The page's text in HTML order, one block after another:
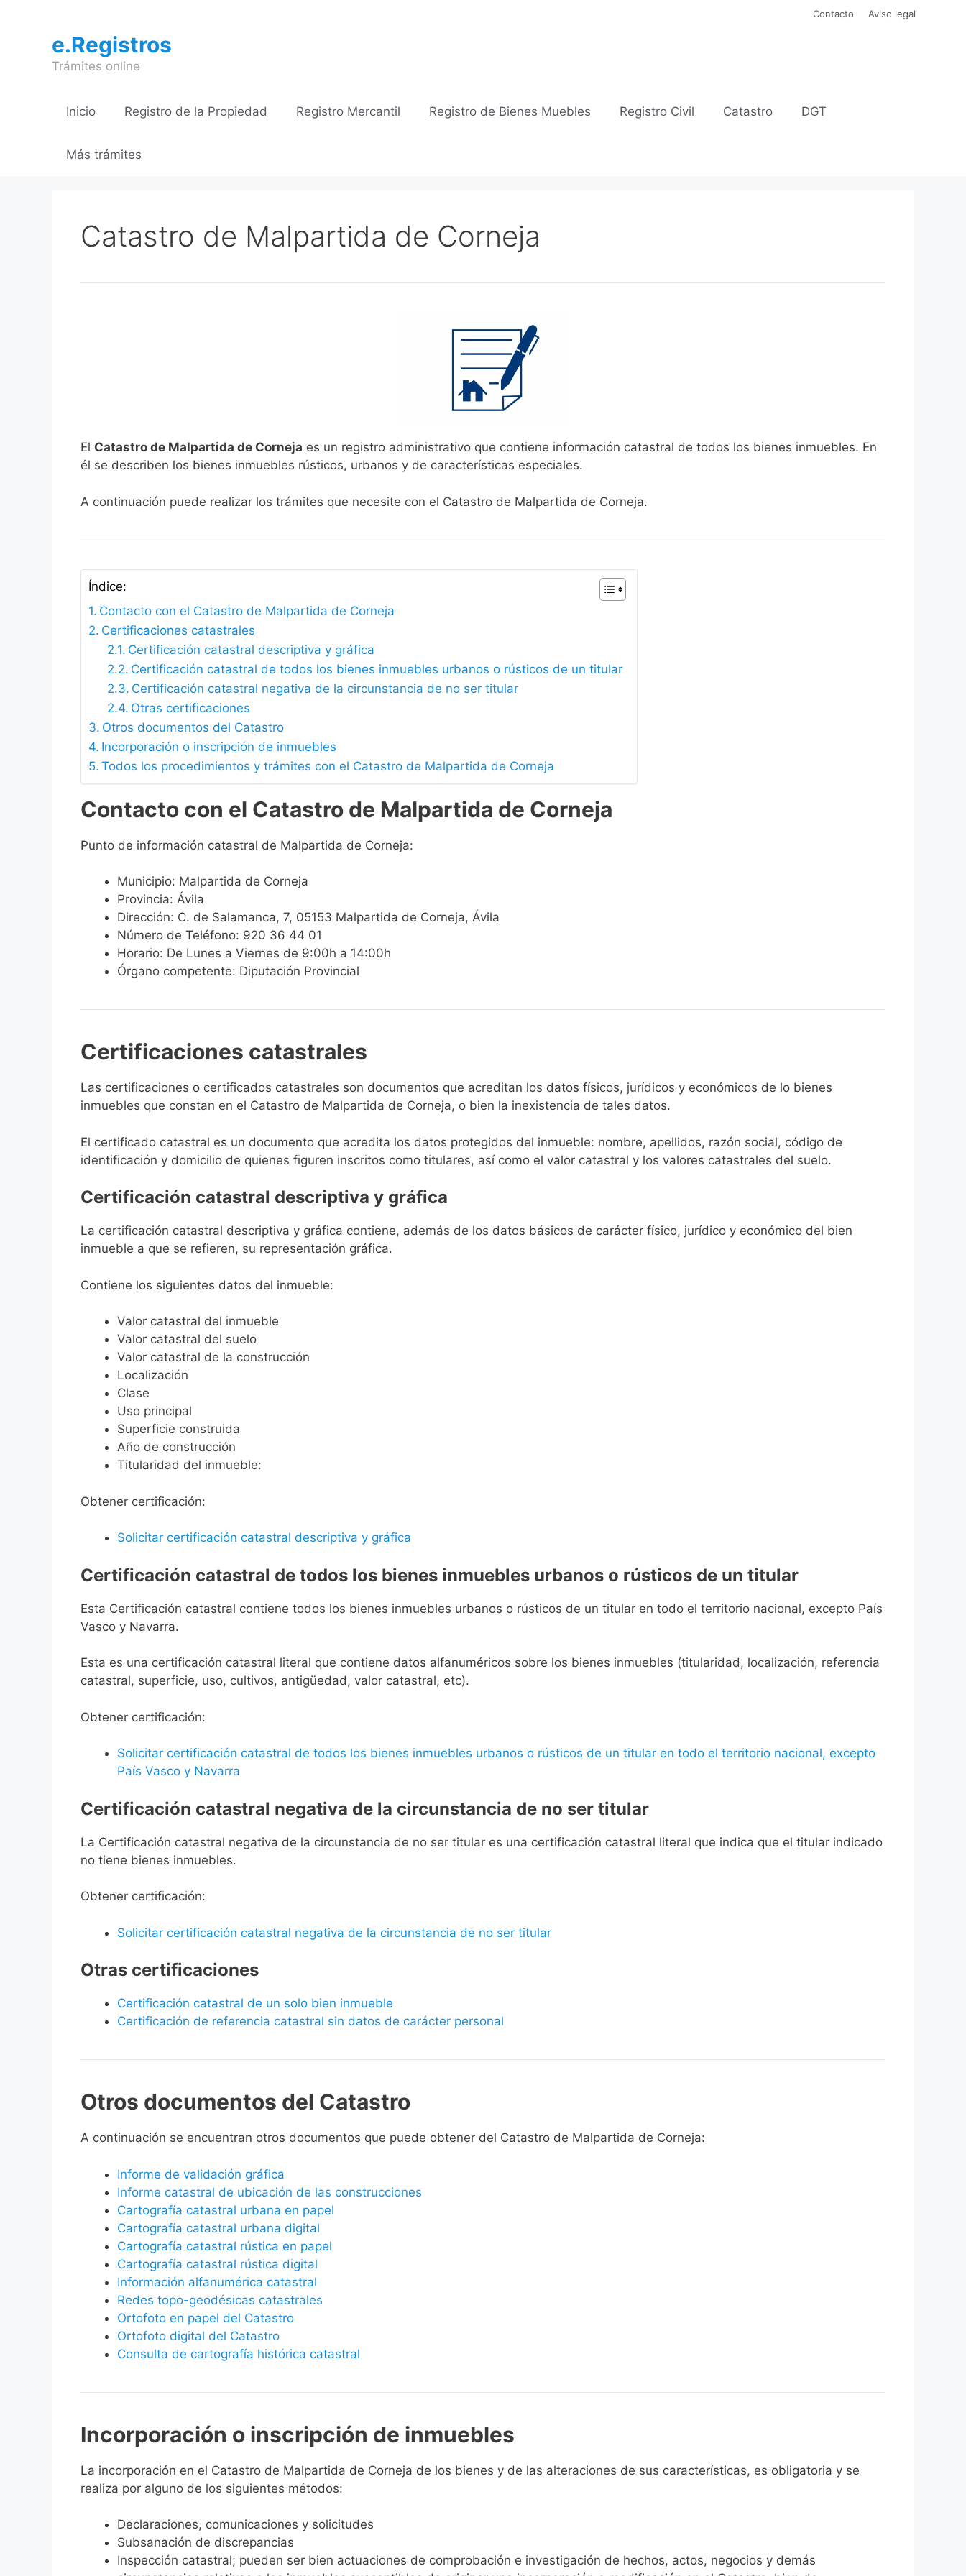
contenido
Contacto Aviso legal
e.Registros
Trámites online
Inicio Registro de la Propiedad Registro Mercantil Registro de Bienes Muebles Registro Civil Catastro DGT
Más trámites
Catastro de Malpartida de Corneja
El Catastro de Malpartida de Corneja es un registro administrativo que contiene información catastral de todos los bienes inmuebles. En
él se describen los bienes inmuebles rústicos, urbanos y de características especiales.
A continuación puede realizar los trámites que necesite con el Catastro de Malpartida de Corneja.
Índice:
Contacto con el Catastro de Malpartida de Corneja
Certificaciones catastrales
Certificación catastral descriptiva y gráfica
Certificación catastral de todos los bienes inmuebles urbanos o rústicos de un titular
Certificación catastral negativa de la circunstancia de no ser titular
Otras certificaciones
Otros documentos del Catastro
Incorporación o inscripción de inmuebles
Todos los procedimientos y trámites con el Catastro de Malpartida de Corneja
Contacto con el Catastro de Malpartida de Corneja
Punto de información catastral de Malpartida de Corneja:
Municipio: Malpartida de Corneja
Provincia: Ávila
Dirección: C. de Salamanca, 7, 05153 Malpartida de Corneja, Ávila
Número de Teléfono: 920 36 44 01
Horario: De Lunes a Viernes de 9:00h a 14:00h
Órgano competente: Diputación Provincial
Certificaciones catastrales
Las certificaciones o certificados catastrales son documentos que acreditan los datos físicos, jurídicos y económicos de lo bienes
inmuebles que constan en el Catastro de Malpartida de Corneja, o bien la inexistencia de tales datos.
El certificado catastral es un documento que acredita los datos protegidos del inmueble: nombre, apellidos, razón social, código de
identificación y domicilio de quienes figuren inscritos como titulares, así como el valor catastral y los valores catastrales del suelo.
Certificación catastral descriptiva y gráfica
La certificación catastral descriptiva y gráfica contiene, además de los datos básicos de carácter físico, jurídico y económico del bien
inmueble a que se refieren, su representación gráfica.
Contiene los siguientes datos del inmueble:
Valor catastral del inmueble
Valor catastral del suelo
Valor catastral de la construcción
Localización
Clase
Uso principal
Superficie construida
Año de construcción
Titularidad del inmueble:
Obtener certificación:
Solicitar certificación catastral descriptiva y gráfica
Certificación catastral de todos los bienes inmuebles urbanos o rústicos de un titular
Esta Certificación catastral contiene todos los bienes inmuebles urbanos o rústicos de un titular en todo el territorio nacional, excepto País
Vasco y Navarra.
Esta es una certificación catastral literal que contiene datos alfanuméricos sobre los bienes inmuebles (titularidad, localización, referencia
catastral, superficie, uso, cultivos, antigüedad, valor catastral, etc).
Obtener certificación:
Solicitar certificación catastral de todos los bienes inmuebles urbanos o rústicos de un titular en todo el territorio nacional, excepto
País Vasco y Navarra
Certificación catastral negativa de la circunstancia de no ser titular
La Certificación catastral negativa de la circunstancia de no ser titular es una certificación catastral literal que indica que el titular indicado
no tiene bienes inmuebles.
Obtener certificación:
Solicitar certificación catastral negativa de la circunstancia de no ser titular
Otras certificaciones
Certificación catastral de un solo bien inmueble
Certificación de referencia catastral sin datos de carácter personal
Otros documentos del Catastro
A continuación se encuentran otros documentos que puede obtener del Catastro de Malpartida de Corneja:
Informe de validación gráfica
Informe catastral de ubicación de las construcciones
Cartografía catastral urbana en papel
Cartografía catastral urbana digital
Cartografía catastral rústica en papel
Cartografía catastral rústica digital
Información alfanumérica catastral
Redes topo-geodésicas catastrales
Ortofoto en papel del Catastro
Ortofoto digital del Catastro
Consulta de cartografía histórica catastral
Incorporación o inscripción de inmuebles
La incorporación en el Catastro de Malpartida de Corneja de los bienes y de las alteraciones de sus características, es obligatoria y se
realiza por alguno de los siguientes métodos:
Declaraciones, comunicaciones y solicitudes
Subsanación de discrepancias
Inspección catastral; pueden ser bien actuaciones de comprobación e investigación de hechos, actos, negocios y demás